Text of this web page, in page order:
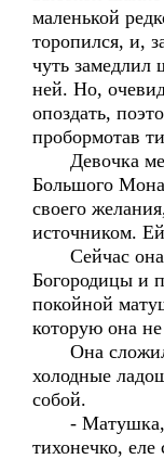
маленькой
торопился, и,
чуть замедлил
ней. Но,
опоздать,
пробормотав
Девочка
Большого
своего
источником.
Сейчас она
Богородицы и
покойной
которую она
Она сложила
холодные
собой.
- Матушка,
тихонечко,